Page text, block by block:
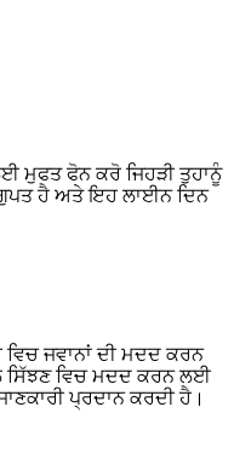
ਮੁਫਤ ਫੋਨ ਕਰੋ ਜਿਹੜੀ ਤੁਹਾਨੂੰ
ਹੈ ਅਤੇ ਇਹ ਲਾਈਨ ਦਿਨ
ਵਿਚ ਜਵਾਨਾਂ ਦੀ ਮਦਦ ਕਰਨ
ਸਿੱਝਣ ਵਿਚ ਮਦਦ ਕਰਨ ਲਈ
ਪ੍ਰਦਾਨ ਕਰਦੀ ਹੈ।